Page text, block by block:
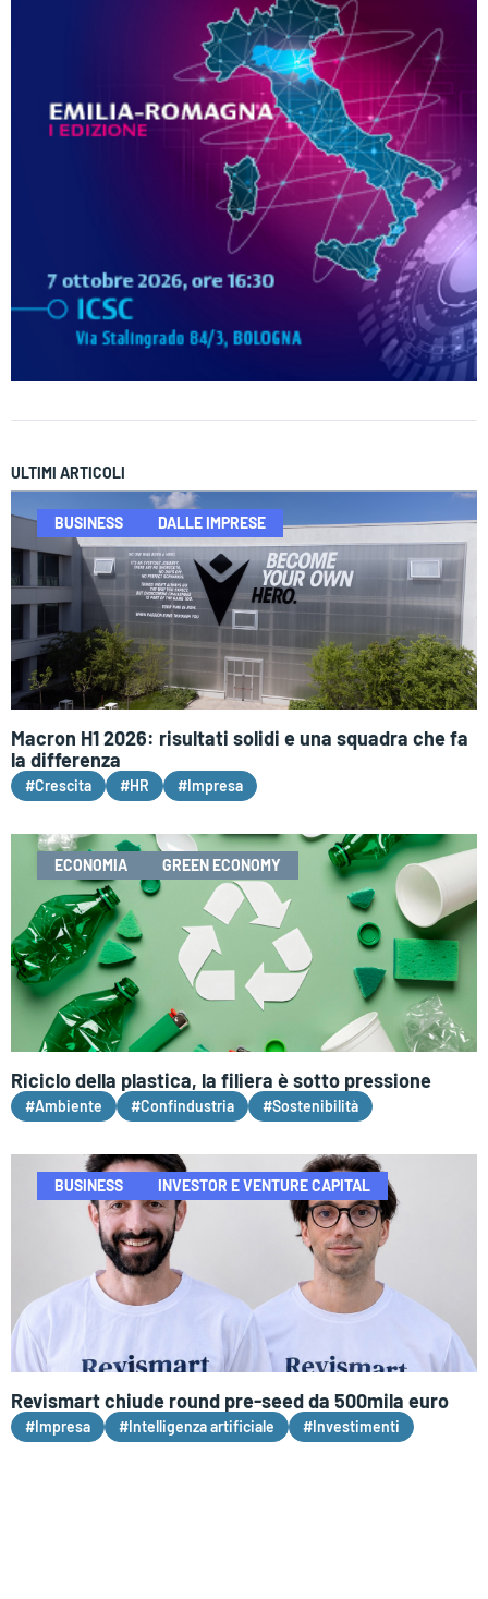
ULTIMI ARTICOLI
BUSINESS DALLE IMPRESE
Macron H1 2026: risultati solidi e una squadra che fa
la differenza
#Crescita #HR #Impresa
ECONOMIA GREEN ECONOMY
Riciclo della plastica, la filiera è sotto pressione
#Ambiente #Confindustria #Sostenibilità
BUSINESS INVESTOR E VENTURE CAPITAL
Revismart chiude round pre-seed da 500mila euro
#Impresa #Intelligenza artificiale #Investimenti